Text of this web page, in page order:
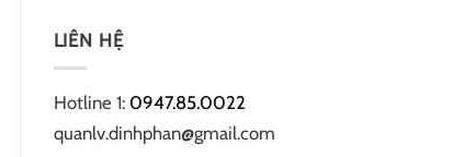
LIÊN HỆ
Hotline 1: 0947.85.0022
quanlv.dinhphan@gmail.com